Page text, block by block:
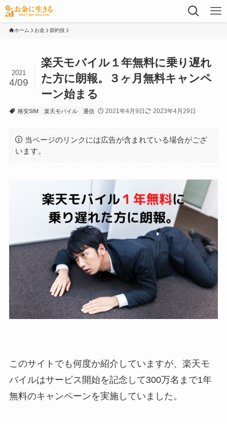
ホーム お金 節約技
楽天モバイル１年無料に乗り遅れ
た方に朗報。３ヶ月無料キャンペ
ーン始まる
2021
4/09
格安SIM 楽天モバイル 通信 2021年4月9日 2023年4月29日
当ページのリンクには広告が含まれている場合がござ
います。
このサイトでも何度か紹介していますが、楽天モ
バイルはサービス開始を記念して300万名まで1年
無料のキャンペーンを実施していました。